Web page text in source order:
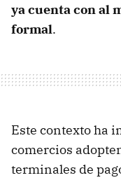
ya cuenta con al
formal.
Este contexto ha
comercios
terminales de